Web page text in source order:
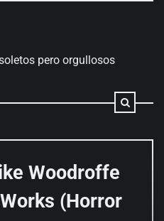
pero orgullosos
Woodroffe
(Horror